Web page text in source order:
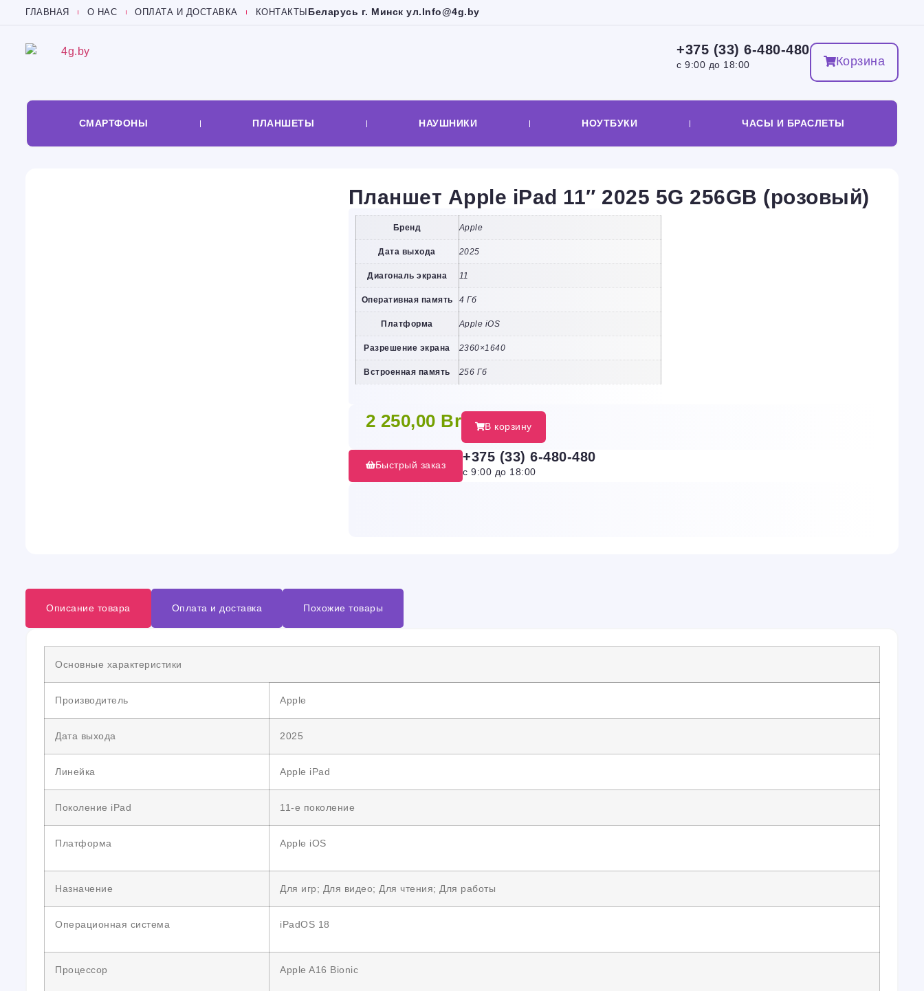
ГЛАВНАЯ О НАС ОПЛАТА И ДОСТАВКА КОНТАКТЫ Беларусь г. Минск ул.Info@4g.by
+375 (33) 6-480-480
с 9:00 до 18:00 Корзина
СМАРТФОНЫ ПЛАНШЕТЫ НАУШНИКИ НОУТБУКИ ЧАСЫ И БРАСЛЕТЫ
Планшет Apple iPad 11″ 2025 5G 256GB (розовый)
Бренд Apple
Дата выхода 2025
Диагональ экрана 11
Оперативная память 4 Гб
Платформа Apple iOS
Разрешение экрана 2360×1640
Встроенная память 256 Гб
2 250,00 Br В корзину
Быстрый заказ
+375 (33) 6-480-480
с 9:00 до 18:00
Описание товара Оплата и доставка Похожие товары
Основные характеристики
Производитель Apple
Дата выхода 2025
Линейка Apple iPad
Поколение iPad 11-е поколение
Платформа Apple iOS
Назначение Для игр; Для видео; Для чтения; Для работы
Операционная система iPadOS 18
Процессор Apple A16 Bionic